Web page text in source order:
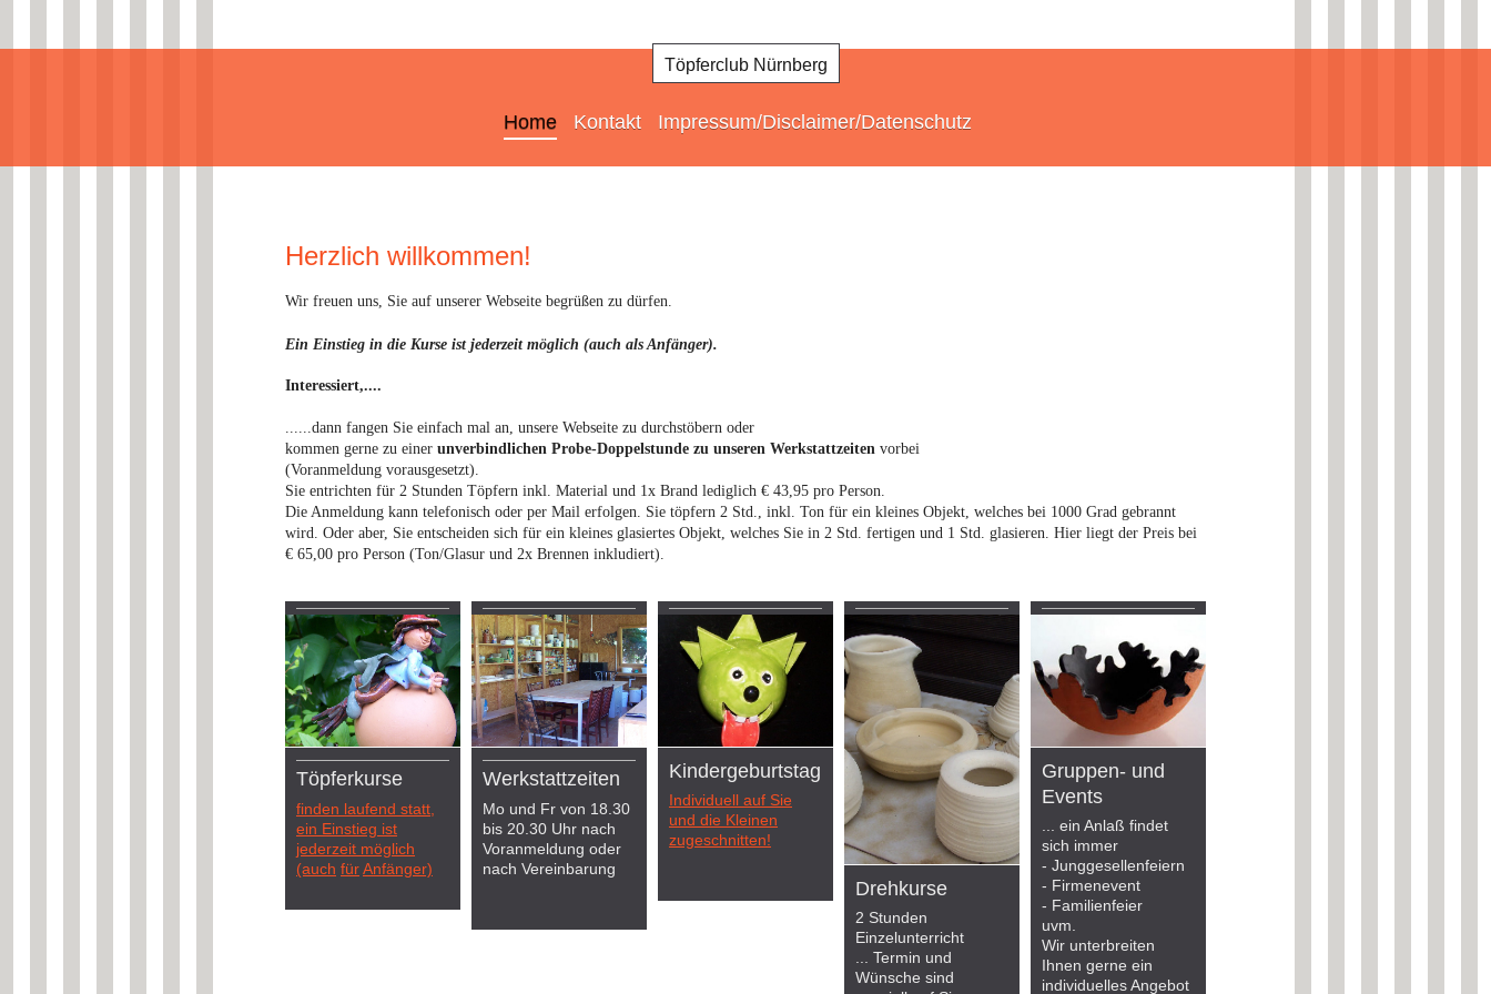
Töpferclub Nürnberg
Home Kontakt Impressum/Disclaimer/Datenschutz
Herzlich willkommen!
Wir freuen uns, Sie auf unserer Webseite begrüßen zu dürfen.
Ein Einstieg in die Kurse ist jederzeit möglich (auch als Anfänger).
Interessiert,....
......dann fangen Sie einfach mal an, unsere Webseite zu durchstöbern oder
kommen gerne zu einer unverbindlichen Probe-Doppelstunde zu unseren Werkstattzeiten vorbei
(Voranmeldung vorausgesetzt).
Sie entrichten für 2 Stunden Töpfern inkl. Material und 1x Brand lediglich € 43,95 pro Person.
Die Anmeldung kann telefonisch oder per Mail erfolgen. Sie töpfern 2 Std., inkl. Ton für ein kleines Objekt, welches bei 1000 Grad gebrannt
wird. Oder aber, Sie entscheiden sich für ein kleines glasiertes Objekt, welches Sie in 2 Std. fertigen und 1 Std. glasieren. Hier liegt der Preis bei
€ 65,00 pro Person (Ton/Glasur und 2x Brennen inkludiert).
Töpferkurse
finden laufend statt,
ein Einstieg ist
jederzeit möglich
(auch fürAnfänger)
Werkstattzeiten
Mo und Fr von 18.30
bis 20.30 Uhr nach
Voranmeldung oder
nach Vereinbarung
Kindergeburtstag
Individuell auf Sie
und die Kleinen
zugeschnitten!
Drehkurse
2 Stunden
Einzelunterricht
... Termin und
Wünsche sind
Gruppen- und
Events
... ein Anlaß findet
sich immer
- Junggesellenfeiern
- Firmenevent
- Familienfeier
uvm.
Wir unterbreiten
Ihnen gerne ein
individuelles Angebot